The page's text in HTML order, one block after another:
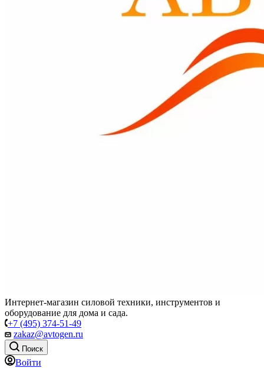
Интернет-магазин силовой техники, инструментов и
оборудование для дома и сада.
+7 (495) 374-51-49
zakaz@avtogen.ru
Поиск
Войти